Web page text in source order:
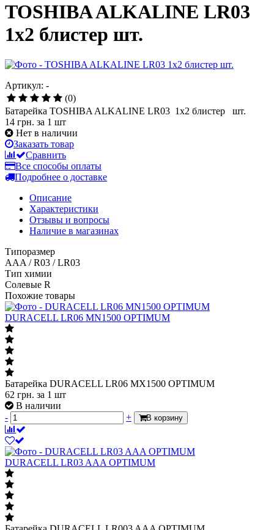
TOSHIBA ALKALINE LR03
1x2 блистер шт.
Артикул: -
(0)
Батарейка TOSHIBA ALKALINE LR03 1x2 блистер шт.
14 грн. за 1 шт
Нет в наличии
Заказать товар
Сравнить
Все способы оплаты
Подробнее о доставке
Описание
Характеристики
Отзывы и вопросы
Наличие в магазинах
Типоразмер
AAA / R03 / LR03
Тип химии
Солевые R
Похожие товары
DURACELL LR06 MN1500 OPTIMUM
Батарейка DURACELL LR06 MХ1500 OPTIMUM
62 грн. за 1 шт
В наличии
-
+ В корзину
DURACELL LR03 AAA OPTIMUM